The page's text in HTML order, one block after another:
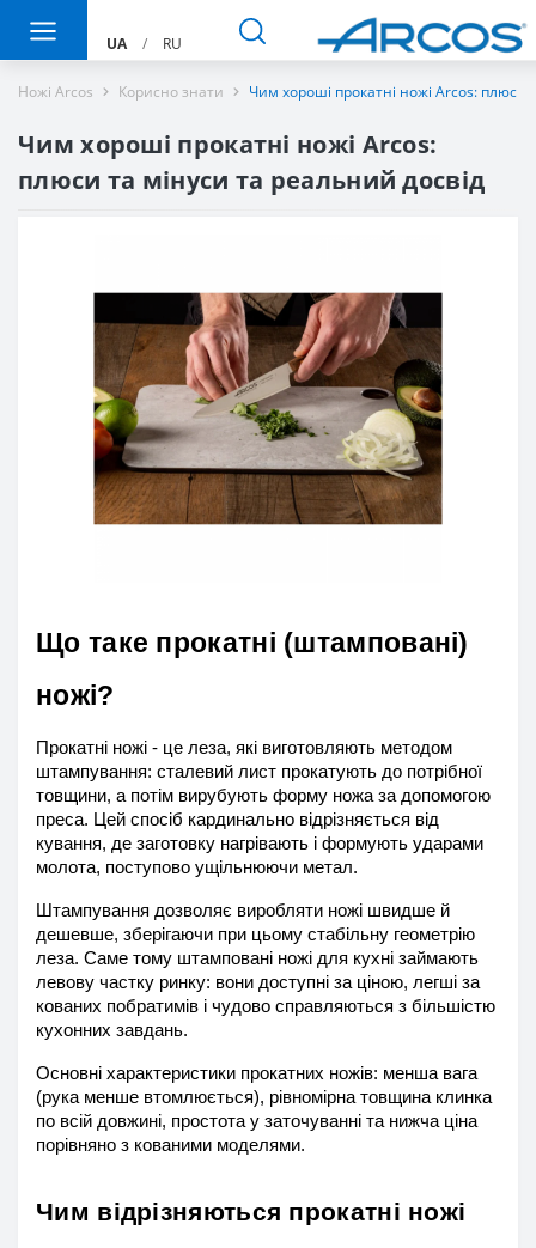
UA / RU
Ножі Arcos Корисно знати Чим хороші прокатні ножі Arcos: плюси
Чим хороші прокатні ножі Arcos:
плюси та мінуси та реальний досвід
Що таке прокатні (штамповані)
ножі?
Прокатні ножі - це леза, які виготовляють методом
штампування: сталевий лист прокатують до потрібної
товщини, а потім вирубують форму ножа за допомогою
преса. Цей спосіб кардинально відрізняється від
кування, де заготовку нагрівають і формують ударами
молота, поступово ущільнюючи метал.
Штампування дозволяє виробляти ножі швидше й
дешевше, зберігаючи при цьому стабільну геометрію
леза. Саме тому штамповані ножі для кухні займають
левову частку ринку: вони доступні за ціною, легші за
кованих побратимів і чудово справляються з більшістю
кухонних завдань.
Основні характеристики прокатних ножів: менша вага
(рука менше втомлюється), рівномірна товщина клинка
по всій довжині, простота у заточуванні та нижча ціна
порівняно з кованими моделями.
Чим відрізняються прокатні ножі